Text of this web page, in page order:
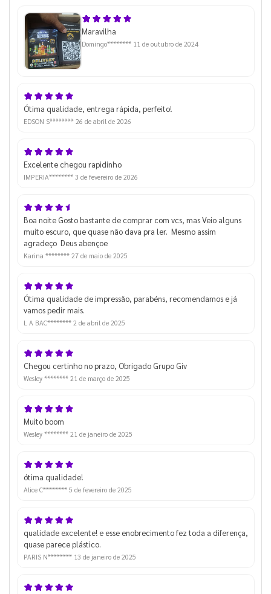
Maravilha
Domingo******** 11 de outubro de 2024
Ótima qualidade, entrega rápida, perfeito!
EDSON S******** 26 de abril de 2026
Excelente chegou rapidinho
IMPERIA******** 3 de fevereiro de 2026
Boa noite Gosto bastante de comprar com vcs, mas Veio alguns
muito escuro, que quase não dava pra ler. Mesmo assim
agradeço Deus abençoe
Karina ******** 27 de maio de 2025
Ótima qualidade de impressão, parabéns, recomendamos e já
vamos pedir mais.
L A BAC******** 2 de abril de 2025
Chegou certinho no prazo, Obrigado Grupo Giv
Wesley ******** 21 de março de 2025
Muito boom
Wesley ******** 21 de janeiro de 2025
ótima qualidade!
Alice C******** 5 de fevereiro de 2025
qualidade excelente! e esse enobrecimento fez toda a diferença,
quase parece plástico.
PARIS N******** 13 de janeiro de 2025